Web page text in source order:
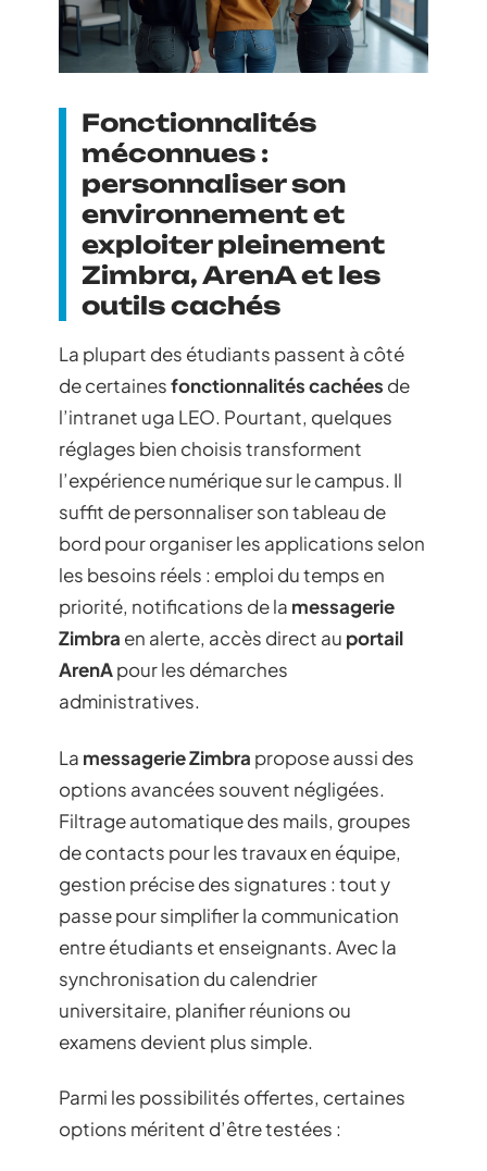
Fonctionnalités
méconnues :
personnaliser son
environnement et
exploiter pleinement
Zimbra, ArenA et les
outils cachés
La plupart des étudiants passent à côté
de certainesfonctionnalités cachées de
l’intranet uga LEO. Pourtant, quelques
réglages bien choisis transforment
l’expérience numérique sur le campus. Il
suffit de personnaliser son tableau de
bord pour organiser les applications selon
les besoins réels : emploi du temps en
priorité, notifications de la messagerie
Zimbra en alerte, accès direct au portail
ArenApour les démarches
administratives.
La messagerie Zimbra propose aussi des
options avancées souvent négligées.
Filtrage automatique des mails, groupes
de contacts pour les travaux en équipe,
gestion précise des signatures : tout y
passe pour simplifier la communication
entre étudiants et enseignants. Avec la
synchronisation du calendrier
universitaire, planifier réunions ou
examens devient plus simple.
Parmi les possibilités offertes, certaines
options méritent d’être testées :